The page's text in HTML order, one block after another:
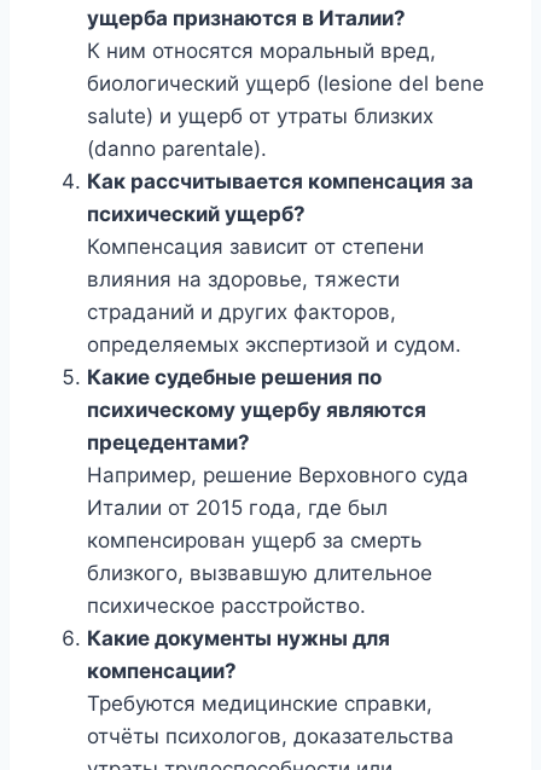
ущерба признаются в Италии?
К ним относятся моральный вред,
биологический ущерб (lesione del bene
salute) и ущерб от утраты близких
(danno parentale).
Как рассчитывается компенсация за
психический ущерб?
Компенсация зависит от степени
влияния на здоровье, тяжести
страданий и других факторов,
определяемых экспертизой и судом.
Какие судебные решения по
психическому ущербу являются
прецедентами?
Например, решение Верховного суда
Италии от 2015 года, где был
компенсирован ущерб за смерть
близкого, вызвавшую длительное
психическое расстройство.
Какие документы нужны для
компенсации?
Требуются медицинские справки,
отчёты психологов, доказательства